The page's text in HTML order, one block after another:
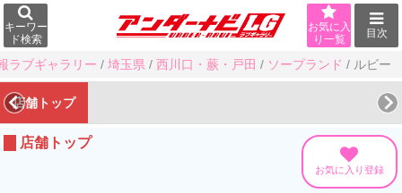
キーワー
ド検索
目次
お気に入
り一覧
ラブギャラリー / 埼玉県 / 西川口・蕨・戸田 / ソープランド / ルビー
店舗トップ
お気に入り登録
店舗トップ